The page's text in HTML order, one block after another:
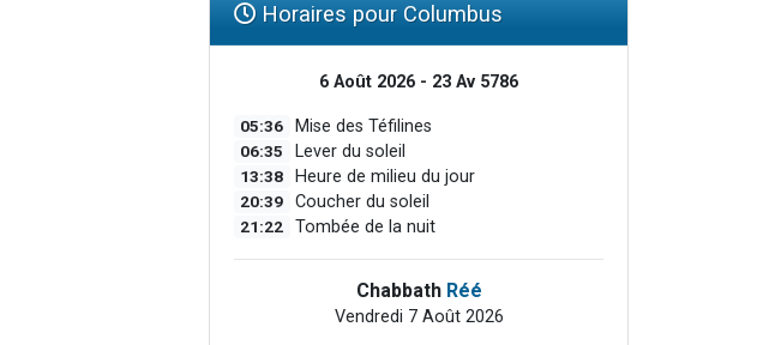
Horaires pour Columbus
6 Août 2026 - 23 Av 5786
05:36 Mise des Téfilines
06:35 Lever du soleil
13:38 Heure de milieu du jour
20:39 Coucher du soleil
21:22 Tombée de la nuit
Chabbath Réé
Vendredi 7 Août 2026